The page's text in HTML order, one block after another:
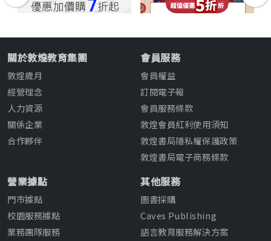
關於敦煌教育集團
敦煌歲月
經營理念
人力資源
關係企業
合作夥伴
會員服務
會員權益
訂閱電子報
會員服務條款
敦煌會員紅利使用須知
敦煌書局隱私權保護政策
敦煌書局電子商務條款
營業據點
門市據點
校園服務據點
業務團隊服務
其他服務
圖書採購
Caves Publishing
語言教育服務解決方案